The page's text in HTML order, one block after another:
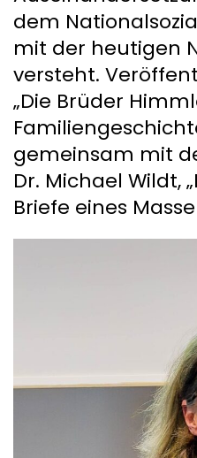
dem
mit der heutigen
versteht.
„Die Brüder
gemeinsam mit
Dr. Michael Wildt,
Briefe eines